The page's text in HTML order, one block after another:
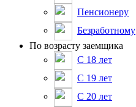
Пенсионеру
Безработному
По возрасту заемщика
С 18 лет
С 19 лет
С 20 лет